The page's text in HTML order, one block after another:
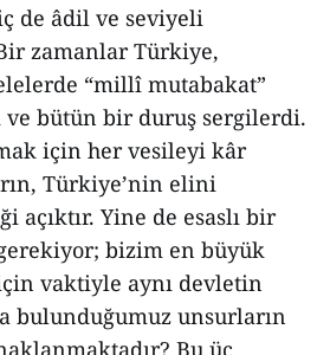
de âdil ve seviyeli
zamanlar Türkiye,
“millî mutabakat”
bütün bir duruş sergilerdi.
için her vesileyi kâr
Türkiye’nin elini
açıktır. Yine de esaslı bir
bizim en büyük
vaktiyle aynı devletin
bulunduğumuz unsurların
Bu üç